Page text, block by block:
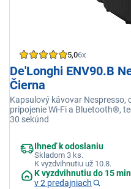
5,06x
De'Longhi ENV90.B
Čierna
Kapsulový kávovar Nespresso,
pripojenie Wi-Fi a Bluetooth®,
30 sekúnd
Ihneď k odoslaniu
Skladom 3 ks.
K vyzdvihnutiu už 10.8.
K vyzdvihnutiu do 15
v 2 predajniach